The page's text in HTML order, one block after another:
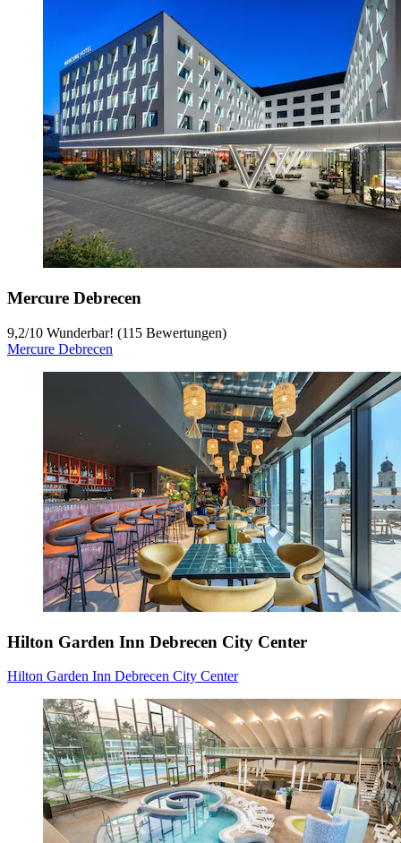
Mercure Debrecen
9,2/10 Wunderbar! (115 Bewertungen)
Mercure Debrecen
Hilton Garden Inn Debrecen City Center
Hilton Garden Inn Debrecen City Center